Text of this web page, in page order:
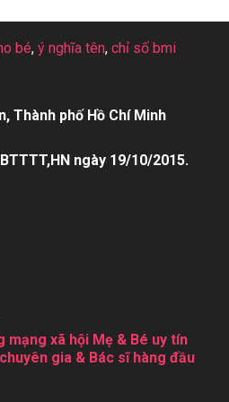
bé, ý nghĩa tên, chỉ số bmi
Thành phố Hồ Chí Minh
ngày 19/10/2015.
xã hội Mẹ & Bé uy tín
gia & Bác sĩ hàng đầu